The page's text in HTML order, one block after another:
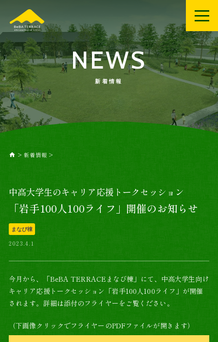
NEWS
新着情報
home >新着情報 >
中高大学生のキャリア応援トークセッション
「岩手100人100ライフ」開催のお知らせ
まなび棟
2023.4.1
今月から、「BeBA TERRACEまなび棟」にて、中高大学生向け
キャリア応援トークセッション「岩手100人100ライフ」が開催
されます。詳細は添付のフライヤーをご覧ください。
（下画像クリックでフライヤーのPDFファイルが開きます）